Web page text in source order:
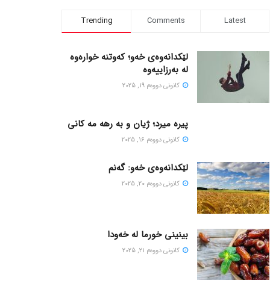
Trending Comments Latest
لێکدانەوەی خەو؛ کەوتنە خوارەوە
لە بەرزاییەوە
كانونی دووه‌م 19, 2025
پیره میرد؛ ژیان و به رهه مه کانی
كانونی دووه‌م 16, 2025
لێکدانەوەی خەو: گەنم
كانونی دووه‌م 20, 2025
بینینی خورما لە خەودا
كانونی دووه‌م 21, 2025